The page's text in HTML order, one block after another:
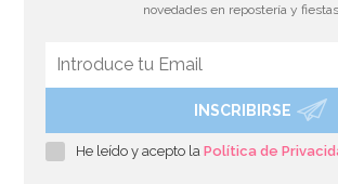
novedades en repostería y fiestas
INSCRIBIRSE
He leído y acepto laPolítica de